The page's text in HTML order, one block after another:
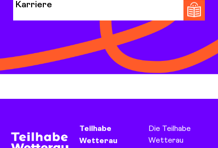
Karriere
Teilhabe
Wetterau
Die Teilhabe
Wetterau